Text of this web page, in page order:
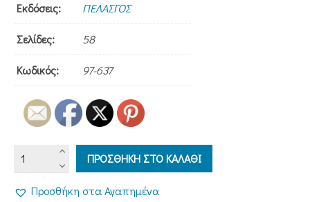
Εκδόσεις: ΠΕΛΑΣΓΟΣ
Σελίδες: 58
Κωδικός: 97-637
ΑΚΑΘΙΣΤΟΣ
ποσότητα
ΠΡΟΣΘΗΚΗ ΣΤΟ ΚΑΛΑΘΙ
Προσθήκη στα Αγαπημένα